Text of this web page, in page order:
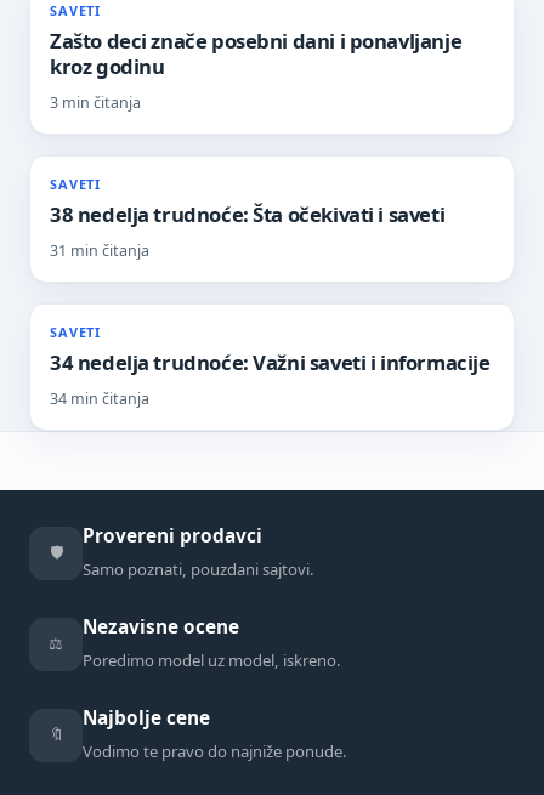
SAVETI
Zašto deci znače posebni dani i ponavljanje
kroz godinu
3 min čitanja
SAVETI
38 nedelja trudnoće: Šta očekivati i saveti
31 min čitanja
SAVETI
34 nedelja trudnoće: Važni saveti i informacije
34 min čitanja
🛡️
Provereni prodavci
Samo poznati, pouzdani sajtovi.
⚖️
Nezavisne ocene
Poredimo model uz model, iskreno.
🔖
Najbolje cene
Vodimo te pravo do najniže ponude.